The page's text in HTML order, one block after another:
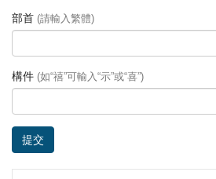
部首 (請輸入繁體)
構件 (如“禧”可輸入“示”或“喜”)
提交